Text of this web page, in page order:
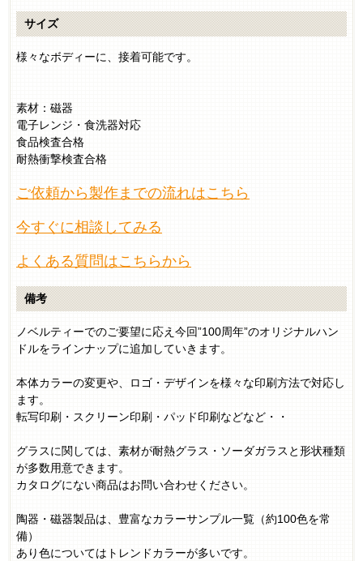
サイズ
様々なボディーに、接着可能です。
素材：磁器
電子レンジ・食洗器対応
食品検査合格
耐熱衝撃検査合格
ご依頼から製作までの流れはこちら
今すぐに相談してみる
よくある質問はこちらから
備考
ノベルティーでのご要望に応え今回”100周年”のオリジナルハン
ドルをラインナップに追加していきます。
本体カラーの変更や、ロゴ・デザインを様々な印刷方法で対応し
ます。
転写印刷・スクリーン印刷・パッド印刷などなど・・
グラスに関しては、素材が耐熱グラス・ソーダガラスと形状種類
が多数用意できます。
カタログにない商品はお問い合わせください。
陶器・磁器製品は、豊富なカラーサンプル一覧（約100色を常
備）
あり色についてはトレンドカラーが多いです。